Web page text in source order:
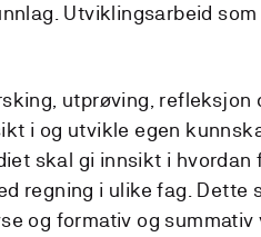
Utviklingsarbeid
utprøving,
i og utvikle egen
skal gi innsikt i
regning i ulike fag. Dette
og formativ og